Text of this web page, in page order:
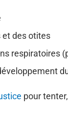
et des otites
respiratoires
pour